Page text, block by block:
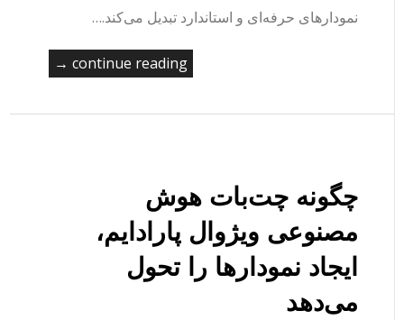
نمودارهای حرفه‌ای و استاندارد تبدیل می‌کند.…
continue reading →
چگونه چت‌بات هوش
مصنوعی ویژوال پارادایم،
ایجاد نمودارها را تحول
می‌دهد